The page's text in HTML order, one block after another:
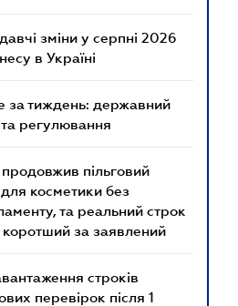
зміни у серпні 2026
в Україні
за тиждень: державний
регулювання
пільговий
косметики без
та реальний строк
за заявлений
строків
перевірок після 1